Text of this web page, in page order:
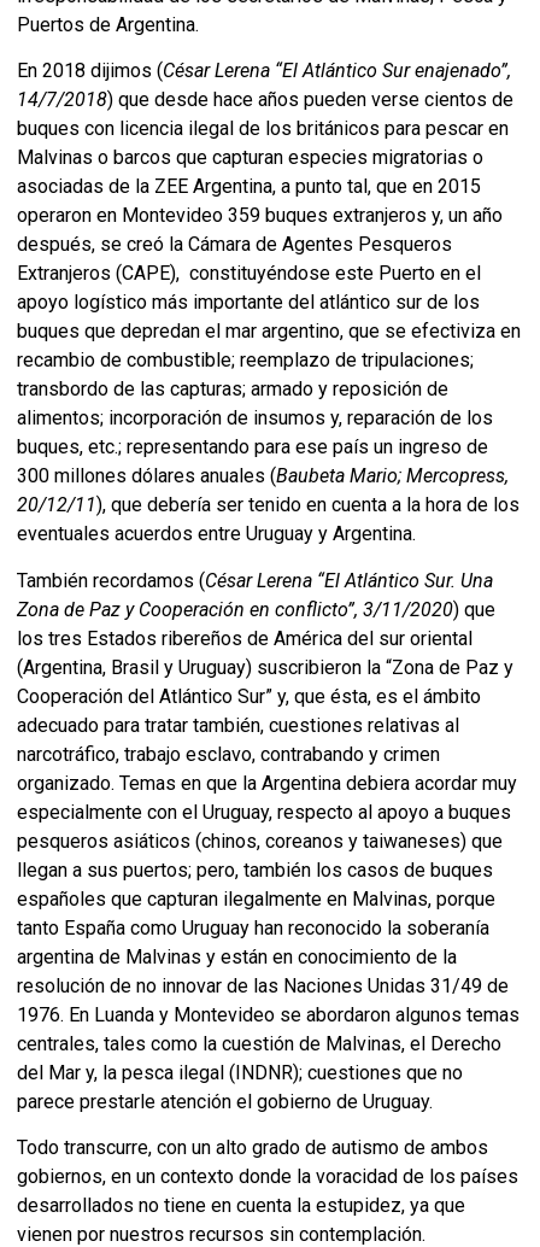
Puertos de Argentina.
En 2018 dijimos (César Lerena “El Atlántico Sur enajenado”,
14/7/2018) que desde hace años pueden verse cientos de
buques con licencia ilegal de los británicos para pescar en
Malvinas o barcos que capturan especies migratorias o
asociadas de la ZEE Argentina, a punto tal, que en 2015
operaron en Montevideo 359 buques extranjeros y, un año
después, se creó la Cámara de Agentes Pesqueros
Extranjeros (CAPE), constituyéndose este Puerto en el
apoyo logístico más importante del atlántico sur de los
buques que depredan el mar argentino, que se efectiviza en
recambio de combustible; reemplazo de tripulaciones;
transbordo de las capturas; armado y reposición de
alimentos; incorporación de insumos y, reparación de los
buques, etc.; representando para ese país un ingreso de
300 millones dólares anuales (Baubeta Mario; Mercopress,
20/12/11), que debería ser tenido en cuenta a la hora de los
eventuales acuerdos entre Uruguay y Argentina.
También recordamos (César Lerena “El Atlántico Sur. Una
Zona de Paz y Cooperación en conflicto”, 3/11/2020) que
los tres Estados ribereños de América del sur oriental
(Argentina, Brasil y Uruguay) suscribieron la “Zona de Paz y
Cooperación del Atlántico Sur” y, que ésta, es el ámbito
adecuado para tratar también, cuestiones relativas al
narcotráfico, trabajo esclavo, contrabando y crimen
organizado. Temas en que la Argentina debiera acordar muy
especialmente con el Uruguay, respecto al apoyo a buques
pesqueros asiáticos (chinos, coreanos y taiwaneses) que
llegan a sus puertos; pero, también los casos de buques
españoles que capturan ilegalmente en Malvinas, porque
tanto España como Uruguay han reconocido la soberanía
argentina de Malvinas y están en conocimiento de la
resolución de no innovar de las Naciones Unidas 31/49 de
1976. En Luanda y Montevideo se abordaron algunos temas
centrales, tales como la cuestión de Malvinas, el Derecho
del Mar y, la pesca ilegal (INDNR); cuestiones que no
parece prestarle atención el gobierno de Uruguay.
Todo transcurre, con un alto grado de autismo de ambos
gobiernos, en un contexto donde la voracidad de los países
desarrollados no tiene en cuenta la estupidez, ya que
vienen por nuestros recursos sin contemplación.